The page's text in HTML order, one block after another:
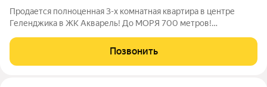
Продается полноценная 3-х комнатная квартира в центре
Геленджика в ЖК Акварель! До МОРЯ 700 метров!
планировка в форме распашонки на две стороны, что дает
возможность при желании сделать две
Позвонить